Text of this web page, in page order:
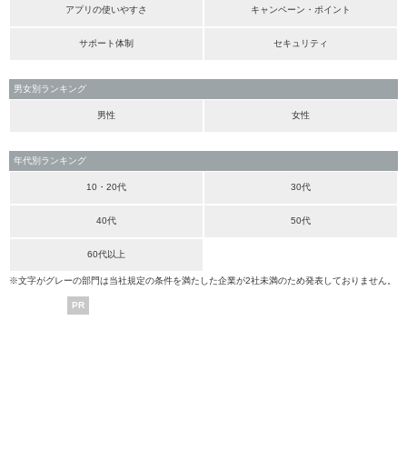
アプリの使いやすさ キャンペーン・ポイント
サポート体制 セキュリティ
男女別ランキング
男性 女性
年代別ランキング
10・20代 30代
40代 50代
60代以上
※文字がグレーの部門は当社規定の条件を満たした企業が2社未満のため発表しておりません。
PR